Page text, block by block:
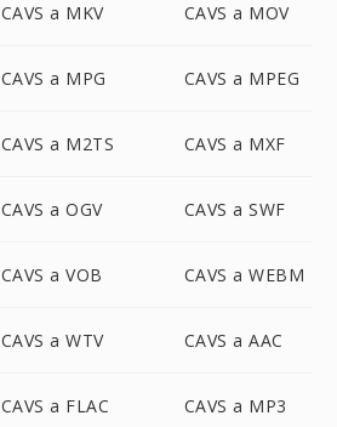
CAVS a MKV CAVS a MOV
CAVS a MPG CAVS a MPEG
CAVS a M2TS CAVS a MXF
CAVS a OGV CAVS a SWF
CAVS a VOB CAVS a WEBM
CAVS a WTV CAVS a AAC
CAVS a FLAC CAVS a MP3